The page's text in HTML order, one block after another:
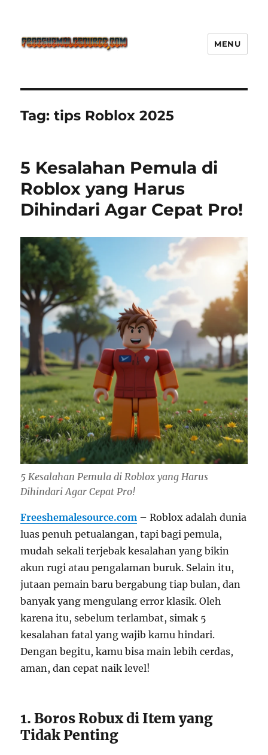
Defense Main Game Ini Pasti
Ketagihan!
MENU
Tag:tips Roblox 2025
5 Kesalahan Pemula di
Roblox yang Harus
Dihindari Agar Cepat Pro!
5 Kesalahan Pemula di Roblox yang Harus
Dihindari Agar Cepat Pro!
Freeshemalesource.com – Roblox adalah dunia
luas penuh petualangan, tapi bagi pemula,
mudah sekali terjebak kesalahan yang bikin
akun rugi atau pengalaman buruk. Selain itu,
jutaan pemain baru bergabung tiap bulan, dan
banyak yang mengulang error klasik. Oleh
karena itu, sebelum terlambat, simak 5
kesalahan fatal yang wajib kamu hindari.
Dengan begitu, kamu bisa main lebih cerdas,
aman, dan cepat naik level!
1. Boros Robux di Item yang
Tidak Penting